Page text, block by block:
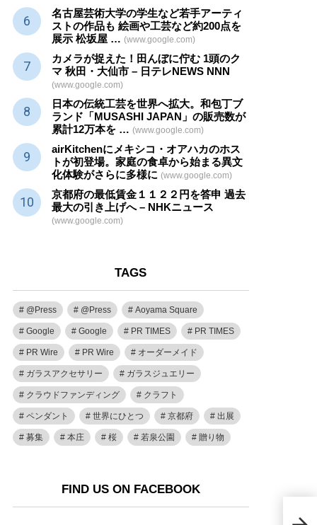
「
名古屋芸術大学の学生など若手アーティ
ストの作品も 絵画や工芸など約200点を
展示 松坂屋 … (www.google.com)
カメラが捉えた！田んぼに佇む 1頭のク
マ 秋田・大仙市 – 日テレNEWS NNN
(www.google.com)
日本の伝統工芸を世界へ拡大。和包丁ブ
ランド「MUSASHI JAPAN」の販売数が
累計12万本を … (www.google.com)
airKitchenにメキシコ・オアハカのホス
トが初登場。家庭の食卓から始まる異文
化体験がさらに多様に (www.google.com)
京都府の最低賃金１１２２円を答申 過去
最大の引き上げへ – NHKニュース
(www.google.com)
TAGS
@Press @Press Aoyama Square
Google Google PR TIMES PR TIMES
PR Wire PR Wire オーダーメイド
ガラスアクセサリー ガラスジュエリー
クラウドファンディング クラフト
ペンダント 世界にひとつ 京都府 出展
募集 本庄 桜 若泉公園 贈り物
FIND US ON FACEBOOK